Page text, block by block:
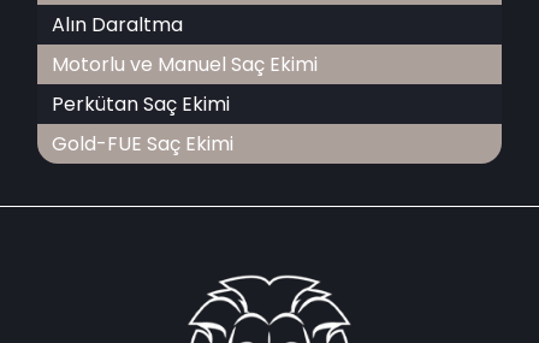
Alın Daraltma
Motorlu ve Manuel Saç Ekimi
Perkütan Saç Ekimi
Gold-FUE Saç Ekimi